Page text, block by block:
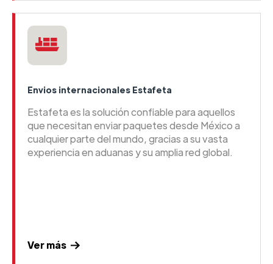
Envios internacionales Estafeta
Estafeta es la solución confiable para aquellos
que necesitan enviar paquetes desde México a
cualquier parte del mundo, gracias a su vasta
experiencia en aduanas y su amplia red global.
Ver más